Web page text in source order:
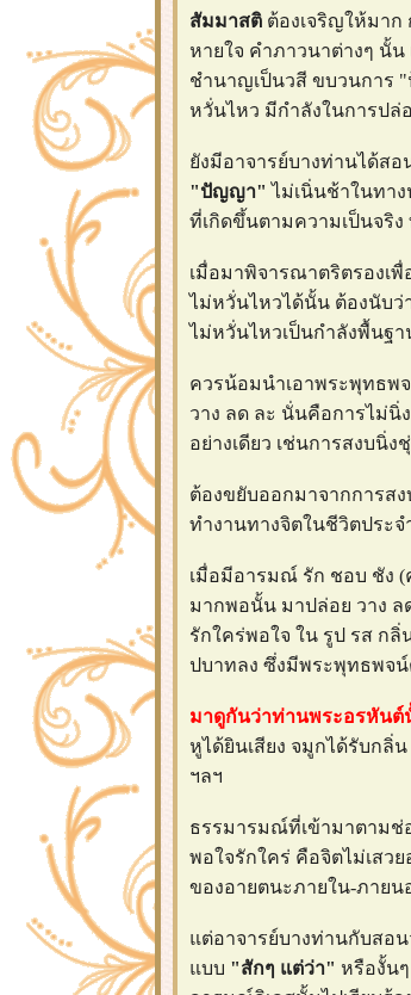
สัมมาสติ ต้องเจริญให้มาก
หายใจ คำภาวนาต่างๆ นั้
ชำนาญเป็นวสี ขบวนการ "
หวั่นไหว มีกำลังในการปล่
งมีอาจารย์บางท่านได้สอ
"ปัญญา" ไม่เนิ่นช้าในทาง
ที่เกิดขึ้นตามความเป็นจริ
เมื่อมาพิจารณาตริตรองเ
ไม่หวั่นไหวได้นั้น ต้องนับ
ไม่หวั่นไหวเป็นกำลังพื้นฐ
ควรน้อมนำเอาพระพุทธพ
วาง ลด ละ นั่นคือการไม่นิ่
อย่างเดียว เช่นการสงบนิ่
ต้องขยับออกมาจากการส
ทำงานทางจิตในชีวิตประ
เมื่อมีอารมณ์ รัก ชอบ ชัง
มากพอนั้น มาปล่อย วาง ล
รักใคร่พอใจ ใน รูป รส ก
ปบาทลง ซึ่งมีพระพุทธพจน์
มาดูกันว่าท่านพระอรหันต์
หูได้ยินเสียง จมูกได้รับกลิ่น
ฯลฯ
ธรรมารมณ์ที่เข้ามาตามช่
พอใจรักใคร่ คือจิตไม่เสว
ของอายตนะภายใน-ภายน
ต่อาจารย์บางท่านกับสอน
บบ "สักๆ แต่ว่า" หรืองั้น